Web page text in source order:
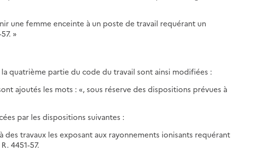
une femme enceinte à un poste de travail requérant un
»
quatrième partie du code du travail sont ainsi modifiées :
ajoutés les mots : «, sous réserve des dispositions prévues à
par les dispositions suivantes :
travaux les exposant aux rayonnements ionisants requérant
4451-57.